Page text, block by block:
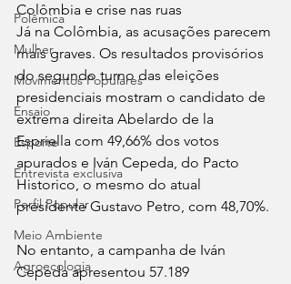
Polêmica
Mulher
Movimentos Populares
Ensaio
Esporte
Entrevista exclusiva
Perfil Popular
Meio Ambiente
Agroecologia
Colômbia e crise nas ruas
Já na Colômbia, as acusações parecem
mais graves. Os resultados provisórios
do segundo turno das eleições
presidenciais mostram o candidato de
extrema direita Abelardo de la
Espriella com 49,66% dos votos
apurados e Iván Cepeda, do Pacto
Historico, o mesmo do atual
presidente Gustavo Petro, com 48,70%.
No entanto, a campanha de Iván
Cepeda apresentou 57.189